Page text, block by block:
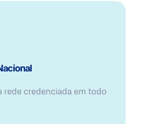
rede credenciada em todo